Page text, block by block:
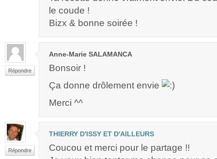
le coude !
Bizx & bonne soirée !
Répondre
Anne-Marie SALAMANCA
Bonsoir !
Ça donne drôlement envie
Merci ^^
Répondre
THIERRY D'ISSY ET D'AILLEURS
Coucou et merci pour le partage !!